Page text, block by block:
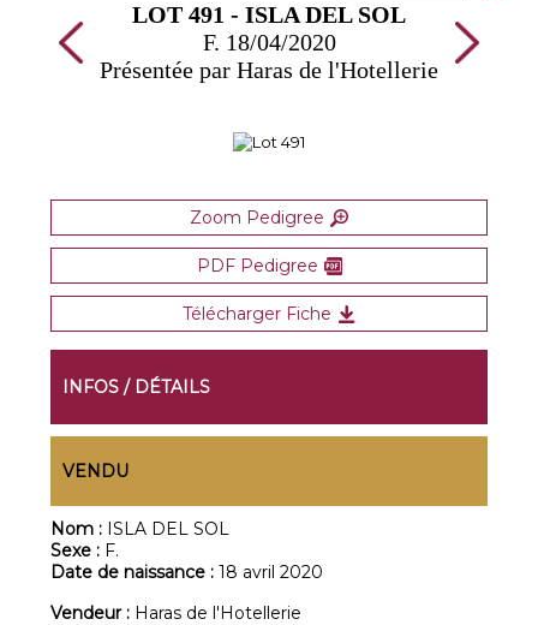
LOT 491 - ISLA DEL SOL
F. 18/04/2020
Présentée par Haras de l'Hotellerie
Zoom Pedigree
PDF Pedigree
Télécharger Fiche
INFOS / DÉTAILS
VENDU
Nom : ISLA DEL SOL
Sexe : F.
Date de naissance :18 avril 2020
Vendeur : Haras de l'Hotellerie